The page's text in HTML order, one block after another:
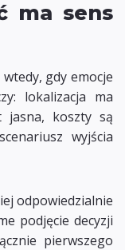
ma sens
gdy emocje
lokalizacja ma
jasna, koszty są
wyjścia
odpowiedzialnie
podjęcie decyzji
pierwszego